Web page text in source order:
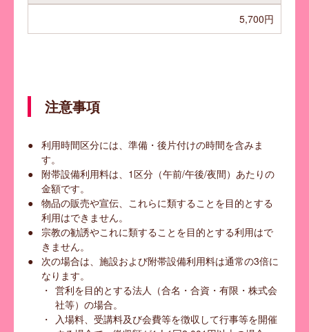
5,700円
注意事項
利用時間区分には、準備・後片付けの時間を含みま
す。
附帯設備利用料は、1区分（午前/午後/夜間）あたりの
金額です。
物品の販売や宣伝、これらに類することを目的とする
利用はできません。
宗教の勧誘やこれに類することを目的とする利用はで
きません。
次の場合は、施設および附帯設備利用料は通常の3倍に
なります。
営利を目的とする法人（合名・合資・有限・株式会
社等）の場合。
入場料、受講料及び会費等を徴収して行事等を開催